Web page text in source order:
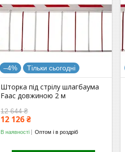
–4% Тільки сьогодні
Шторка під стрілу шлагбаума
Faac довжиною 2 м
12 644 ₴
12 126 ₴
В наявності Оптом і в роздріб